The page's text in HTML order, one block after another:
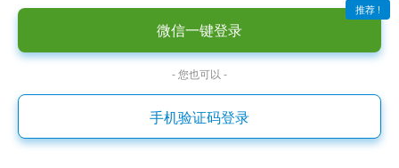
推荐 !
微信一键登录
- 您也可以 -
手机验证码登录